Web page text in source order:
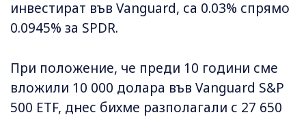
инвестират във Vanguard, са 0.03% спрямо
0.0945% за SPDR.
При положение, че преди 10 години сме
вложили 10 000 долара във Vanguard S&P
500 ETF, днес бихме разполагали с 27 650